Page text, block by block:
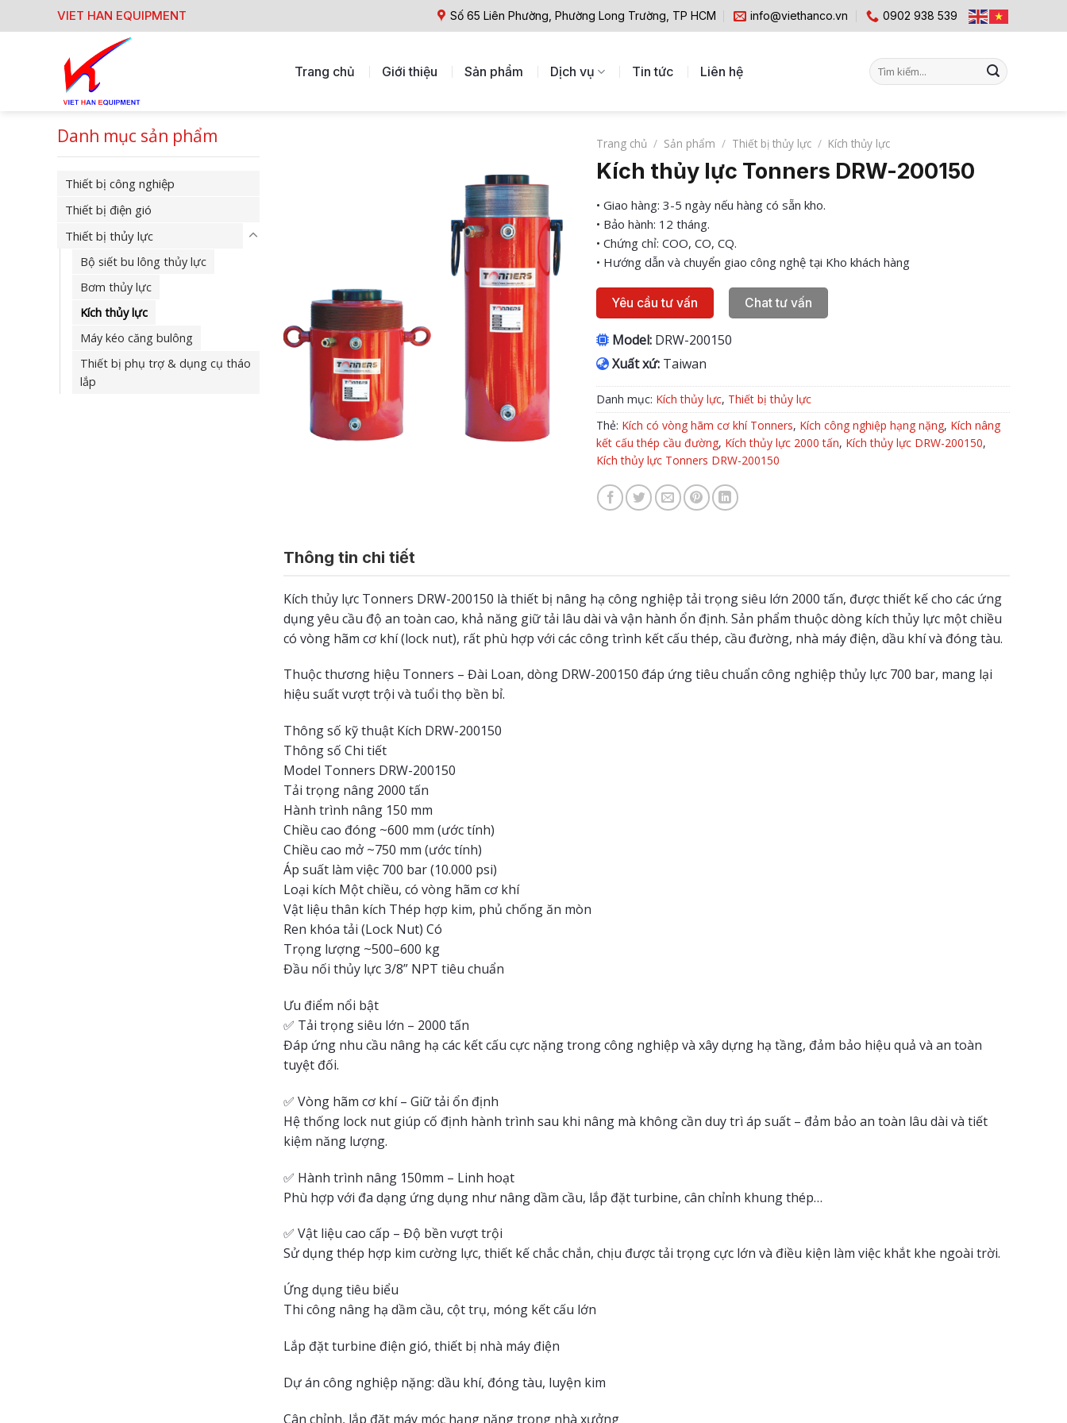
to
VIET HAN EQUIPMENT Số 65 Liên Phường, Phường Long Trường, TP HCM info@viethanco.vn 0902 938 539
Trang chủ Giới thiệu Sản phẩm Dịch vụ Tin tức Liên hệ
Tìm
kiếm:
Danh mục sản phẩm
Thiết bị công nghiệp
Thiết bị điện gió
Thiết bị thủy lực
Bộ siết bu lông thủy lực
Bơm thủy lực
Kích thủy lực
Máy kéo căng bulông
Thiết bị phụ trợ & dụng cụ tháo
lắp
Trang chủ / Sản phẩm / Thiết bị thủy lực / Kích thủy lực
Kích thủy lực Tonners DRW-200150
• Giao hàng: 3-5 ngày nếu hàng có sẵn kho.
• Bảo hành: 12 tháng.
• Chứng chỉ: COO, CO, CQ.
• Hướng dẫn và chuyển giao công nghệ tại Kho khách hàng
Yêu cầu tư vấn Chat tư vấn
Model:DRW-200150
Xuất xứ:Taiwan
Danh mục: Kích thủy lực, Thiết bị thủy lực
Thẻ: Kích có vòng hãm cơ khí Tonners, Kích công nghiệp hạng nặng, Kích nâng
kết cấu thép cầu đường, Kích thủy lực 2000 tấn, Kích thủy lực DRW-200150,
Kích thủy lực Tonners DRW-200150
Thông tin chi tiết
Kích thủy lực Tonners DRW-200150 là thiết bị nâng hạ công nghiệp tải trọng siêu lớn 2000 tấn, được thiết kế cho các ứng
dụng yêu cầu độ an toàn cao, khả năng giữ tải lâu dài và vận hành ổn định. Sản phẩm thuộc dòng kích thủy lực một chiều
có vòng hãm cơ khí (lock nut), rất phù hợp với các công trình kết cấu thép, cầu đường, nhà máy điện, dầu khí và đóng tàu.
Thuộc thương hiệu Tonners – Đài Loan, dòng DRW-200150 đáp ứng tiêu chuẩn công nghiệp thủy lực 700 bar, mang lại
hiệu suất vượt trội và tuổi thọ bền bỉ.
Thông số kỹ thuật Kích DRW-200150
Thông số Chi tiết
Model Tonners DRW-200150
Tải trọng nâng 2000 tấn
Hành trình nâng 150 mm
Chiều cao đóng ~600 mm (ước tính)
Chiều cao mở ~750 mm (ước tính)
Áp suất làm việc 700 bar (10.000 psi)
Loại kích Một chiều, có vòng hãm cơ khí
Vật liệu thân kích Thép hợp kim, phủ chống ăn mòn
Ren khóa tải (Lock Nut) Có
Trọng lượng ~500–600 kg
Đầu nối thủy lực 3/8” NPT tiêu chuẩn
Ưu điểm nổi bật
✅ Tải trọng siêu lớn – 2000 tấn
Đáp ứng nhu cầu nâng hạ các kết cấu cực nặng trong công nghiệp và xây dựng hạ tầng, đảm bảo hiệu quả và an toàn
tuyệt đối.
✅ Vòng hãm cơ khí – Giữ tải ổn định
Hệ thống lock nut giúp cố định hành trình sau khi nâng mà không cần duy trì áp suất – đảm bảo an toàn lâu dài và tiết
kiệm năng lượng.
✅ Hành trình nâng 150mm – Linh hoạt
Phù hợp với đa dạng ứng dụng như nâng dầm cầu, lắp đặt turbine, cân chỉnh khung thép…
✅ Vật liệu cao cấp – Độ bền vượt trội
Sử dụng thép hợp kim cường lực, thiết kế chắc chắn, chịu được tải trọng cực lớn và điều kiện làm việc khắt khe ngoài trời.
Ứng dụng tiêu biểu
Thi công nâng hạ dầm cầu, cột trụ, móng kết cấu lớn
Lắp đặt turbine điện gió, thiết bị nhà máy điện
Dự án công nghiệp nặng: dầu khí, đóng tàu, luyện kim
Cân chỉnh, lắp đặt máy móc hạng nặng trong nhà xưởng